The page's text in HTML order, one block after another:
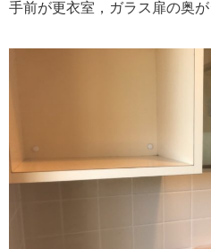
手前が更衣室，ガラス扉の奥が